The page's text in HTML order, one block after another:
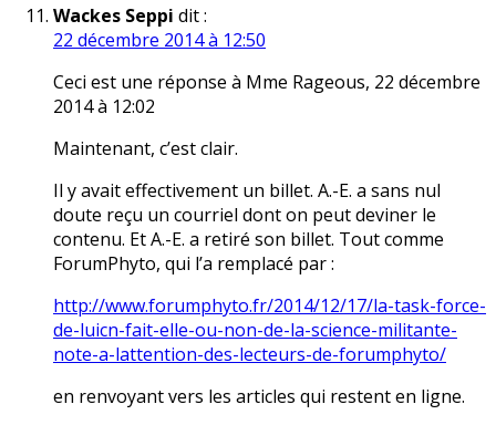
Wackes Seppi dit :
22 décembre 2014 à 12:50
Ceci est une réponse à Mme Rageous, 22 décembre
2014 à 12:02
Maintenant, c’est clair.
Il y avait effectivement un billet. A.-E. a sans nul
doute reçu un courriel dont on peut deviner le
contenu. Et A.-E. a retiré son billet. Tout comme
ForumPhyto, qui l’a remplacé par :
http://www.forumphyto.fr/2014/12/17/la-task-force-
de-luicn-fait-elle-ou-non-de-la-science-militante-
note-a-lattention-des-lecteurs-de-forumphyto/
en renvoyant vers les articles qui restent en ligne.